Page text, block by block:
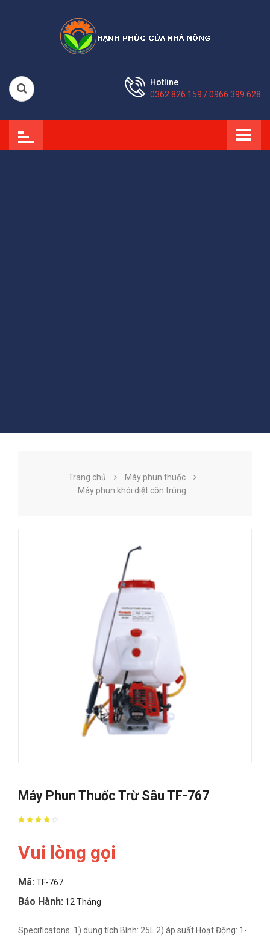
Hotline
0362 826 159 / 0966 399 628
Trang chủ
Máy phun thuốc
Máy phun khói diệt côn trùng
Máy Phun Thuốc Trừ Sâu TF-767
Vui lòng gọi
Mã: TF-767
Bảo Hành: 12 Tháng
Specificatons: 1) dung tích Bình: 25L 2) áp suất Hoạt Động: 1-